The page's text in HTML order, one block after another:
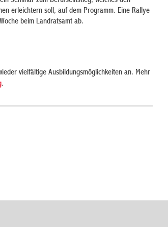
erleichtern soll, auf dem Programm. Eine Rallye
beim Landratsamt ab.
vielfältige Ausbildungsmöglichkeiten an. Mehr
.